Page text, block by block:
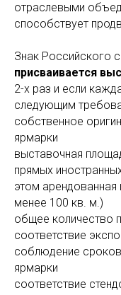
отраслевыми
способствует
Знак Российского
присваивается
2-х раз и если
следующим
собственное
ярмарки
выставочная
прямых
этом
менее 100 кв. м.)
общее количество
соответствие
соблюдение
ярмарки
соответствие